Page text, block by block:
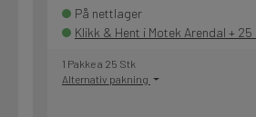
På nettlager
Klikk & Hent i Motek Arendal +
1 Pakke a 25 Stk
Alternativ pakning